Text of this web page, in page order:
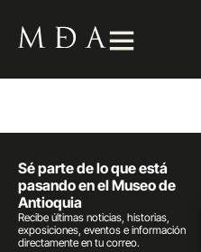
Sé parte de lo que está
pasando en el Museo de
Antioquia
Recibe últimas noticias, historias,
exposiciones, eventos e información
directamente en tu correo.